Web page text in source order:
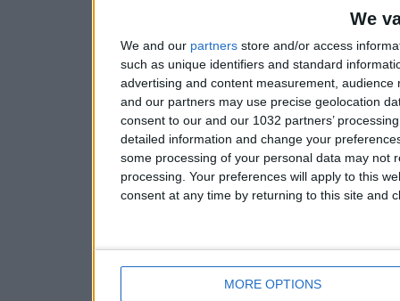
We
We and our partners store and/or access
such as unique identifiers and standard
advertising and content measurement,
and our partners may use precise geolocation
consent to our and our 1032 partners’
detailed information and change your
some processing of your personal data may not
processing. Your preferences will apply to this
consent at any time by returning to this site and
MORE OPTIONS